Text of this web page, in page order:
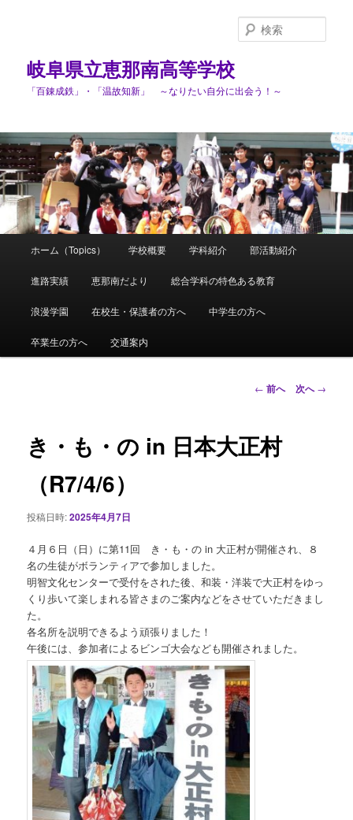
岐阜県立恵那南高等学校
「百錬成鉄」・「温故知新」 ～なりたい自分に出会う！～
索
メ
イ
ン
コ
ン
ツ
へ
移
動
ホーム（Topics） 学校概要 学科紹介 部活動紹介
進路実績 恵那南だより 総合学科の特色ある教育
浪漫学園 在校生・保護者の方へ 中学生の方へ
卒業生の方へ 交通案内
投
ビ
ゲ
← 前へ 次へ→
き・も・の in 日本大正村
（R7/4/6）
投稿日時:2025年4月7日
４月６日（日）に第11回 き・も・の in 大正村が開催され、８
名の生徒がボランティアで参加しました。
明智文化センターで受付をされた後、和装・洋装で大正村をゆっ
くり歩いて楽しまれる皆さまのご案内などをさせていただきまし
た。
各名所を説明できるよう頑張りました！
午後には、参加者によるビンゴ大会なども開催されました。